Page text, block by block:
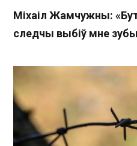
Міхаіл Жамчужны:
следчы выбіў мне